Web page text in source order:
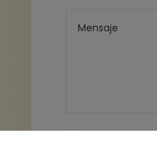
He leído y